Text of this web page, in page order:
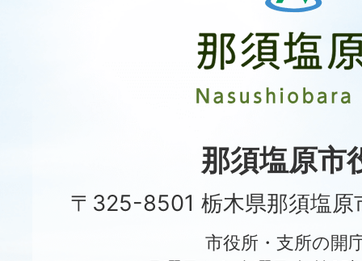
原
市
City
那須塩原市
〒325-8501 栃木県那須塩原
市役所・支所の開